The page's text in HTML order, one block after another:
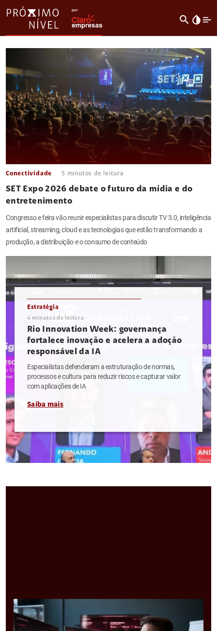
search invert_colors
Conectividade 5 minutos de leitura
SET Expo 2026 debate o futuro da mídia e do
entretenimento
Congresso e feira vão reunir especialistas para discutir TV 3.0, inteligência
artificial, streaming, cloud e as tecnologias que estão transformando a
produção, a distribuição e o consumo de conteúdo
Estratégia
4 minutos de leitura
Rio Innovation Week: governança
fortalece inovação e acelera a adoção
responsável da IA
Especialistas defenderam a estruturação de normas,
processos e cultura para reduzir riscos e capturar valor
com aplicações de IA
Saiba mais